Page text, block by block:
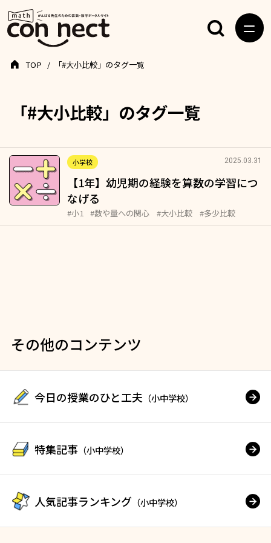
「#大小比較」のタグ一覧
TOP 「#大小比較」のタグ一覧
小学校 2025.03.31
【1年】幼児期の経験を算数の学習につ
なげる
#小1 #数や量への関心 #大小比較 #多少比較
その他のコンテンツ
今日の授業のひと工夫 （小中学校）
特集記事 （小中学校）
人気記事ランキング （小中学校）